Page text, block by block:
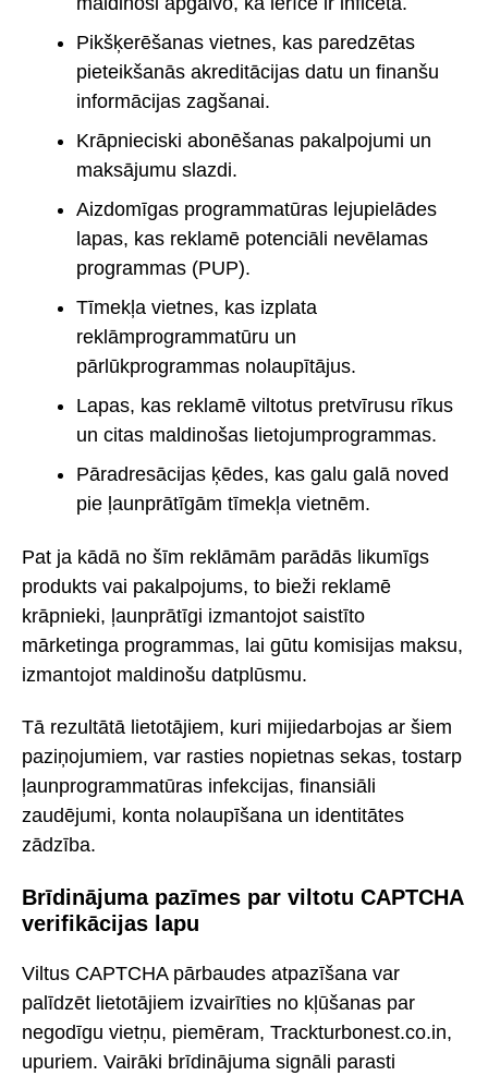
Pikšķerēšanas vietnes, kas paredzētas
pieteikšanās akreditācijas datu un finanšu
informācijas zagšanai.
Krāpnieciski abonēšanas pakalpojumi un
maksājumu slazdi.
Aizdomīgas programmatūras lejupielādes
lapas, kas reklamē potenciāli nevēlamas
programmas (PUP).
Tīmekļa vietnes, kas izplata
reklāmprogrammatūru un
pārlūkprogrammas nolaupītājus.
Lapas, kas reklamē viltotus pretvīrusu rīkus
un citas maldinošas lietojumprogrammas.
Pāradresācijas ķēdes, kas galu galā noved
pie ļaunprātīgām tīmekļa vietnēm.
Pat ja kādā no šīm reklāmām parādās likumīgs
produkts vai pakalpojums, to bieži reklamē
krāpnieki, ļaunprātīgi izmantojot saistīto
mārketinga programmas, lai gūtu komisijas maksu,
izmantojot maldinošu datplūsmu.
Tā rezultātā lietotājiem, kuri mijiedarbojas ar šiem
paziņojumiem, var rasties nopietnas sekas, tostarp
ļaunprogrammatūras infekcijas, finansiāli
zaudējumi, konta nolaupīšana un identitātes
zādzība.
Brīdinājuma pazīmes par viltotu CAPTCHA
verifikācijas lapu
Viltus CAPTCHA pārbaudes atpazīšana var
palīdzēt lietotājiem izvairīties no kļūšanas par
negodīgu vietņu, piemēram, Trackturbonest.co.in,
upuriem. Vairāki brīdinājuma signāli parasti